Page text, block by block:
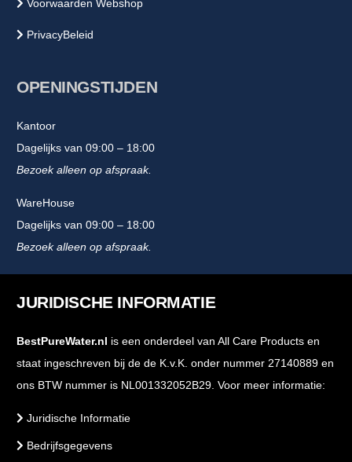
Voorwaarden Webshop
PrivacyBeleid
OPENINGSTIJDEN
Kantoor
Dagelijks van 09:00 – 18:00
Bezoek alleen op afspraak.
WareHouse
Dagelijks van 09:00 – 18:00
Bezoek alleen op afspraak.
JURIDISCHE INFORMATIE
BestPureWater.nl is een onderdeel van All Care Products en
staat ingeschreven bij de de K.v.K. onder nummer 27140889 en
ons BTW nummer is NL001332052B29. Voor meer informatie:
Juridische Informatie
Bedrijfsgegevens